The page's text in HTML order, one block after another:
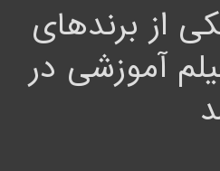
از برندهای
آموزشی در